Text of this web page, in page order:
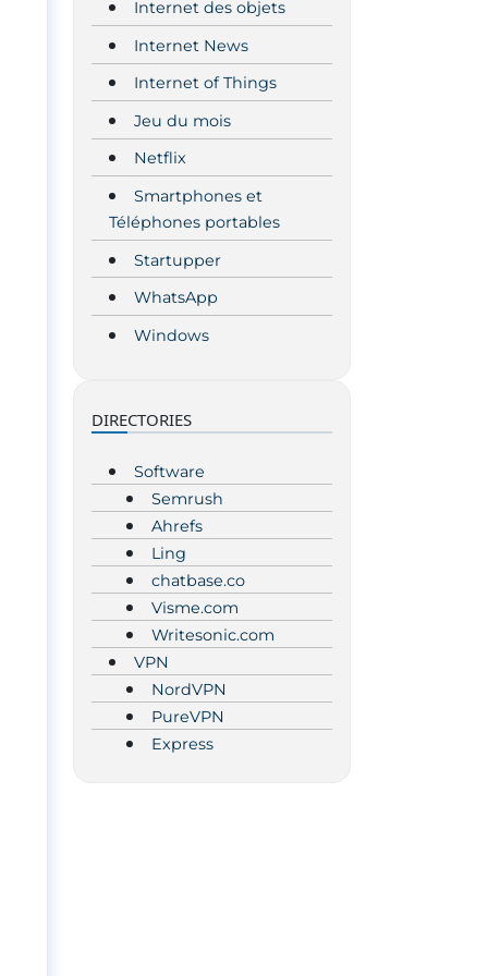
Internet des objets
Internet News
Internet of Things
Jeu du mois
Netflix
Smartphones et
Téléphones portables
Startupper
WhatsApp
Windows
DIRECTORIES
Software
Semrush
Ahrefs
Ling
chatbase.co
Visme.com
Writesonic.com
VPN
NordVPN
PureVPN
Express